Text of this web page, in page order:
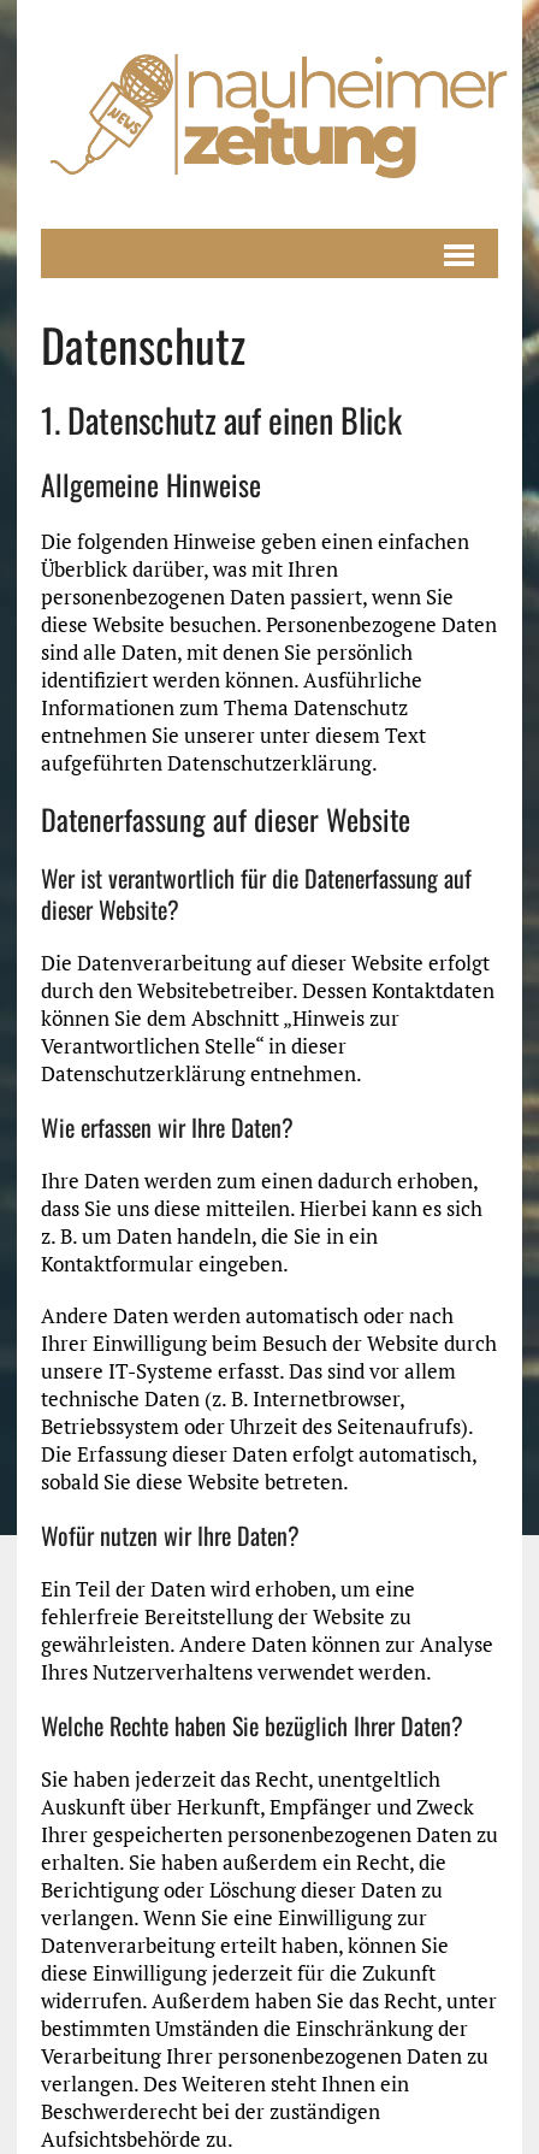
Datenschutz
1. Datenschutz auf einen Blick
Allgemeine Hinweise
Die folgenden Hinweise geben einen einfachen
Überblick darüber, was mit Ihren
personenbezogenen Daten passiert, wenn Sie
diese Website besuchen. Personenbezogene Daten
sind alle Daten, mit denen Sie persönlich
identifiziert werden können. Ausführliche
Informationen zum Thema Datenschutz
entnehmen Sie unserer unter diesem Text
aufgeführten Datenschutzerklärung.
Datenerfassung auf dieser Website
Wer ist verantwortlich für die Datenerfassung auf
dieser Website?
Die Datenverarbeitung auf dieser Website erfolgt
durch den Websitebetreiber. Dessen Kontaktdaten
können Sie dem Abschnitt „Hinweis zur
Verantwortlichen Stelle“ in dieser
Datenschutzerklärung entnehmen.
Wie erfassen wir Ihre Daten?
Ihre Daten werden zum einen dadurch erhoben,
dass Sie uns diese mitteilen. Hierbei kann es sich
z. B. um Daten handeln, die Sie in ein
Kontaktformular eingeben.
Andere Daten werden automatisch oder nach
Ihrer Einwilligung beim Besuch der Website durch
unsere IT-Systeme erfasst. Das sind vor allem
technische Daten (z. B. Internetbrowser,
Betriebssystem oder Uhrzeit des Seitenaufrufs).
Die Erfassung dieser Daten erfolgt automatisch,
sobald Sie diese Website betreten.
Wofür nutzen wir Ihre Daten?
Ein Teil der Daten wird erhoben, um eine
fehlerfreie Bereitstellung der Website zu
gewährleisten. Andere Daten können zur Analyse
Ihres Nutzerverhaltens verwendet werden.
Welche Rechte haben Sie bezüglich Ihrer Daten?
Sie haben jederzeit das Recht, unentgeltlich
Auskunft über Herkunft, Empfänger und Zweck
Ihrer gespeicherten personenbezogenen Daten zu
erhalten. Sie haben außerdem ein Recht, die
Berichtigung oder Löschung dieser Daten zu
verlangen. Wenn Sie eine Einwilligung zur
Datenverarbeitung erteilt haben, können Sie
diese Einwilligung jederzeit für die Zukunft
widerrufen. Außerdem haben Sie das Recht, unter
bestimmten Umständen die Einschränkung der
Verarbeitung Ihrer personenbezogenen Daten zu
verlangen. Des Weiteren steht Ihnen ein
Beschwerderecht bei der zuständigen
Aufsichtsbehörde zu.